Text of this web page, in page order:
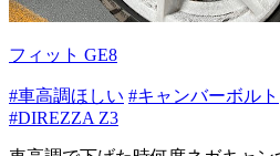
フィット GE8
#車高調ほしい #キャンバーボルト
#DIREZZA Z3